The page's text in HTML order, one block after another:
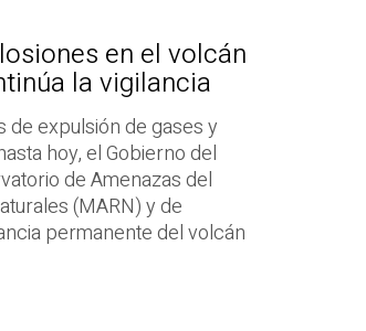
en el volcán
la vigilancia
expulsión de gases y
hoy, el Gobierno del
de Amenazas del
(MARN) y de
permanente del volcán